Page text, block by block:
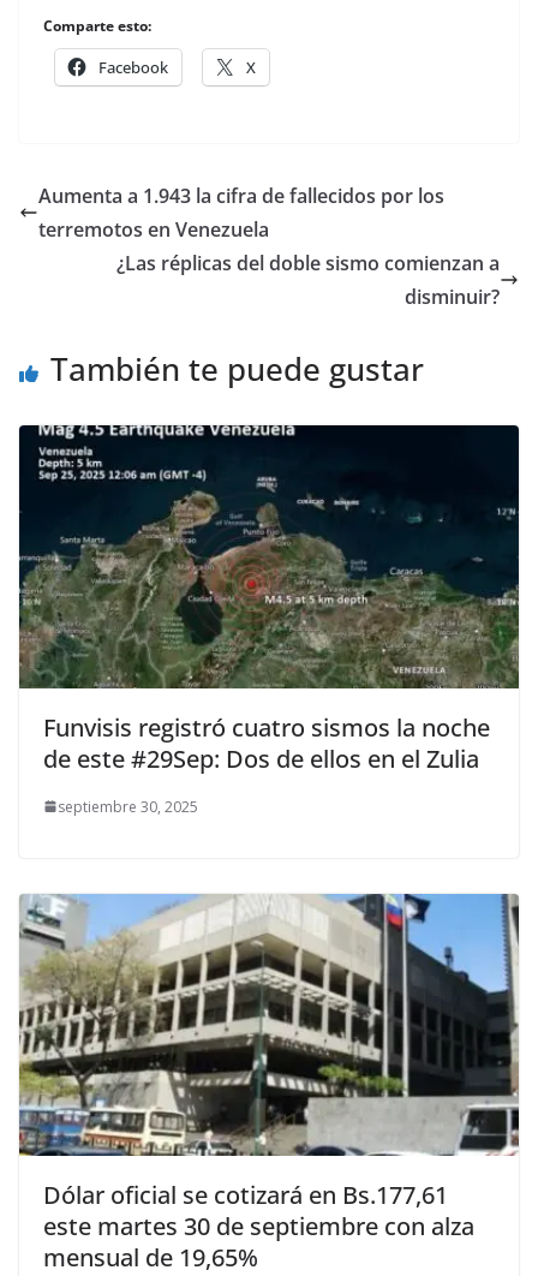
Comparte esto:
Facebook X
Aumenta a 1.943 la cifra de fallecidos por los
terremotos en Venezuela
¿Las réplicas del doble sismo comienzan a
disminuir?
También te puede gustar
Funvisis registró cuatro sismos la noche
de este #29Sep: Dos de ellos en el Zulia
septiembre 30, 2025
Dólar oficial se cotizará en Bs.177,61
este martes 30 de septiembre con alza
mensual de 19,65%